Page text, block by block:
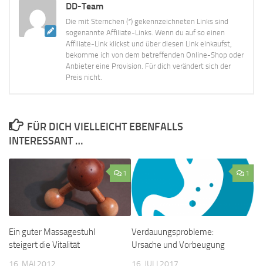
DD-Team
Die mit Sternchen (*) gekennzeichneten Links sind
sogenannte Affiliate-Links. Wenn du auf so einen
Affiliate-Link klickst und über diesen Link einkaufst,
bekomme ich von dem betreffenden Online-Shop oder
Anbieter eine Provision. Für dich verändert sich der
Preis nicht.
FÜR DICH VIELLEICHT EBENFALLS
INTERESSANT …
1
Ein guter Massagestuhl
steigert die Vitalität
16. MAI 2012
1
Verdauungsprobleme:
Ursache und Vorbeugung
16. JULI 2017